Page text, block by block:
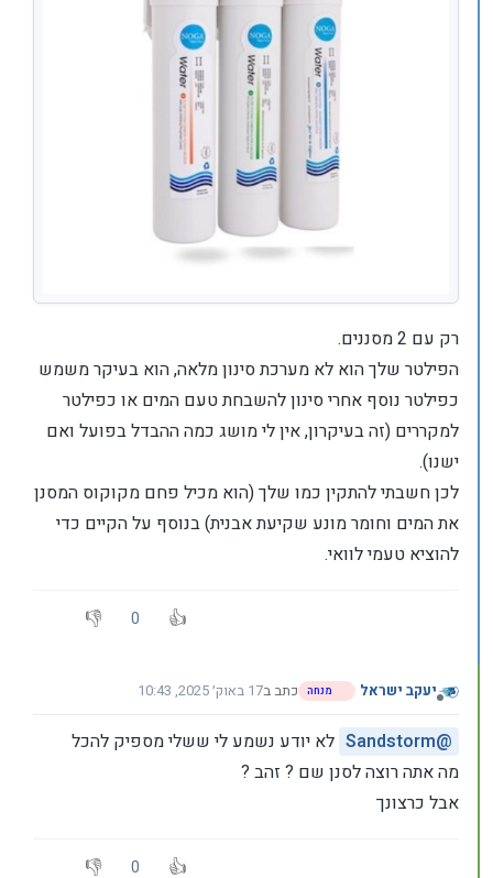
רק עם 2 מסננים.
הפילטר שלך הוא לא מערכת סינון מלאה, הוא בעיקר משמש
כפילטר נוסף אחרי סינון להשבחת טעם המים או כפילטר
למקררים (זה בעיקרון, אין לי מושג כמה ההבדל בפועל ואם
ישנו).
לכן חשבתי להתקין כמו שלך (הוא מכיל פחם מקוקוס המסנן
את המים וחומר מונע שקיעת אבנית) בנוסף על הקיים כדי
להוציא טעמי לוואי.
0
מנותק
יעקב ישראל מנחה כתב ב17 באוק׳ 2025, 10:43
נערך לאחרונה על ידי
@
Sandstorm לא יודע נשמע לי ששלי מספיק להכל
מה אתה רוצה לסנן שם ? זהב ?
אבל כרצונך
0